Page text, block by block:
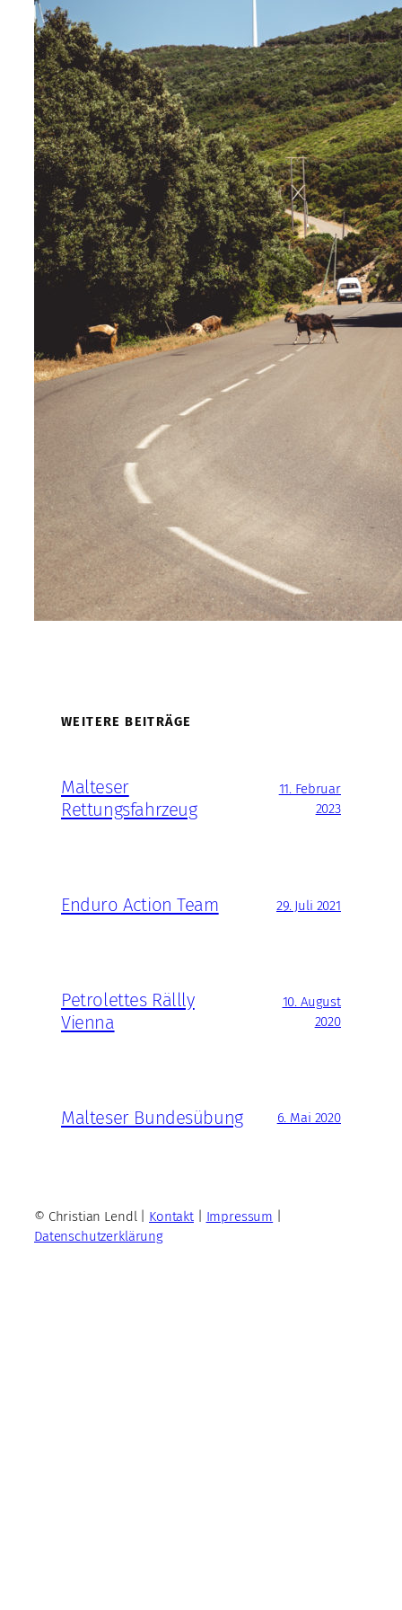
WEITERE BEITRÄGE
Malteser
Rettungsfahrzeug
11. Februar
2023
Enduro Action Team 29. Juli 2021
Petrolettes Rällly
Vienna
10. August
2020
Malteser Bundesübung 6. Mai 2020
© Christian Lendl | Kontakt| Impressum
Datenschutzerklärung